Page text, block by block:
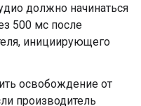
должно начинаться
500 мс после
инициирующего
освобождение от
производитель